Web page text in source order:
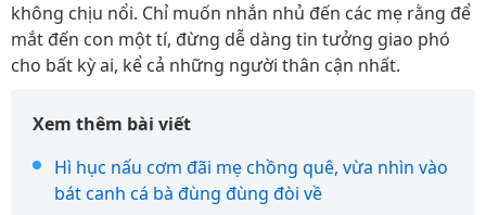
không chịu nổi. Chỉ muốn nhắn nhủ đến các mẹ rằng để
mắt đến con một tí, đừng dễ dàng tin tưởng giao phó
cho bất kỳ ai, kể cả những người thân cận nhất.
Xem thêm bài viết
Hì hục nấu cơm đãi mẹ chồng quê, vừa nhìn vào
bát canh cá bà đùng đùng đòi về